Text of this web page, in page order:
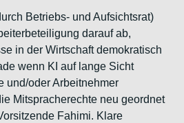
Betriebs- und Aufsichtsrat)
darauf ab,
in der Wirtschaft demokratisch
wenn KI auf lange Sicht
und/oder Arbeitnehmer
Mitspracherechte neu geordnet
Fahimi. Klare